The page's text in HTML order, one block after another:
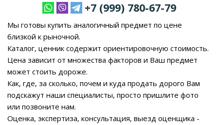
+7 (999) 780-67-79
Мы готовы купить аналогичный предмет по цене
близкой к рыночной.
Каталог, ценник содержит ориентировочную стоимость.
Цена зависит от множества факторов и Ваш предмет
может стоить дороже.
Как, где, за сколько, почем и куда продать дорого Вам
подскажут наши специалисты, просто пришлите фото
или позвоните нам.
Оценка, экспертиза, консультация, выезд оценщика -